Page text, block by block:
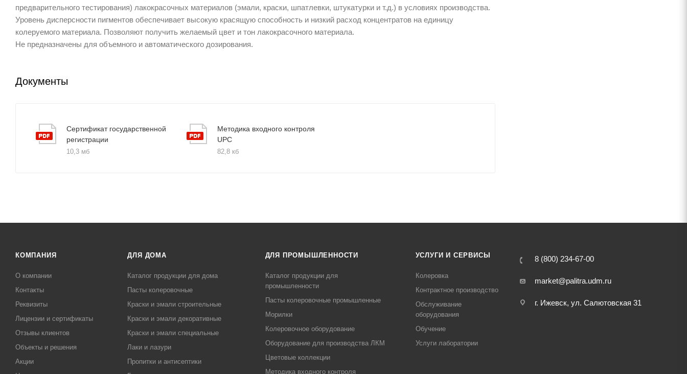
предварительного тестирования) лакокрасочных материалов (эмали, краски, шпатлевки, штукатурки и т.д.) в условиях производства.
Уровень дисперсности пигментов обеспечивает высокую красящую способность и низкий расход концентратов на единицу
колеруемого материала. Позволяют получить желаемый цвет и тон лакокрасочного материала.
Не предназначены для объемного и автоматического дозирования.
Документы
Сертификат государственной
регистрации
10,3 мб
Методика входного контроля
UPC
82,8 кб
КОМПАНИЯ
О компании
Контакты
Реквизиты
Лицензии и сертификаты
Отзывы клиентов
Объекты и решения
Акции
ДЛЯ ДОМА
Каталог продукции для дома
Пасты колеровочные
Краски и эмали строительные
Краски и эмали декоративные
Краски и эмали специальные
Лаки и лазури
Пропитки и антисептики
ДЛЯ ПРОМЫШЛЕННОСТИ
Каталог продукции для
промышленности
Пасты колеровочные промышленные
Морилки
Колеровочное оборудование
Оборудование для производства ЛКМ
Цветовые коллекции
Методика входного контроля
УСЛУГИ И СЕРВИСЫ
Колеровка
Контрактное производство
Обслуживание
оборудования
Обучение
Услуги лаборатории
8 (800) 234-67-00
market@palitra.udm.ru
г. Ижевск, ул. Салютовская 31